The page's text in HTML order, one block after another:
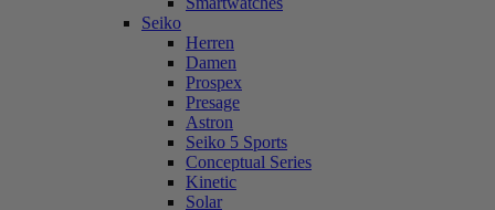
Seiko
Herren
Damen
Prospex
Presage
Astron
Seiko 5 Sports
Conceptual Series
Kinetic
Solar